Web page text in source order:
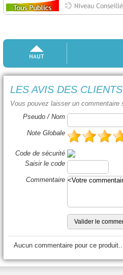
LES AVIS DES
Vous pouvez laisser un commentaire
Pseudo / Nom
Note Globale
Code de sécurité
Saisir le code
Commentaire
Aucun commentaire pour ce